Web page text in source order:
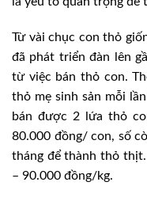
Từ vài chục con thỏ
đã phát triển đàn lên
từ việc bán thỏ con.
thỏ mẹ sinh sản mỗi
bán được 2 lứa thỏ
80.000 đồng/ con, số
tháng để thành thỏ
– 90.000 đồng/kg.